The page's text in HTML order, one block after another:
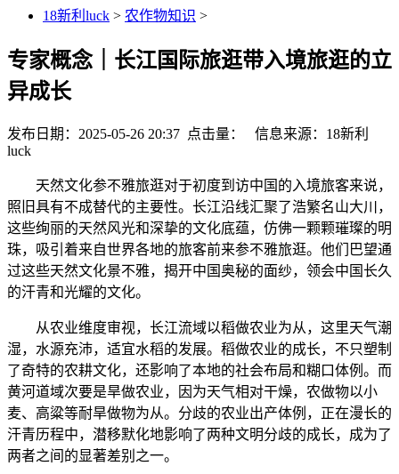
18新利luck > 农作物知识 >
专家概念｜长江国际旅逛带入境旅逛的立
异成长
发布日期：2025-05-26 20:37 点击量：
信息来源：18新利
luck
天然文化参不雅旅逛对于初度到访中国的入境旅客来说，
照旧具有不成替代的主要性。长江沿线汇聚了浩繁名山大川，
这些绚丽的天然风光和深挚的文化底蕴，仿佛一颗颗璀璨的明
珠，吸引着来自世界各地的旅客前来参不雅旅逛。他们巴望通
过这些天然文化景不雅，揭开中国奥秘的面纱，领会中国长久
的汗青和光耀的文化。
从农业维度审视，长江流域以稻做农业为从，这里天气潮
湿，水源充沛，适宜水稻的发展。稻做农业的成长，不只塑制
了奇特的农耕文化，还影响了本地的社会布局和糊口体例。而
黄河道域次要是旱做农业，因为天气相对干燥，农做物以小
麦、高粱等耐旱做物为从。分歧的农业出产体例，正在漫长的
汗青历程中，潜移默化地影响了两种文明分歧的成长，成为了
两者之间的显著差别之一。